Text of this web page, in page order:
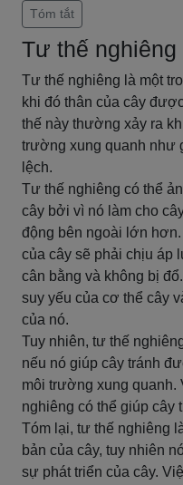
Tóm tắt
Tư thế nghiêng
Tư thế nghiêng là một
khi đó thân của cây
thế này thường xảy ra
trường xung quanh như
lệch.
Tư thế nghiêng có thể
cây bởi vì nó làm cho
động bên ngoài lớn
của cây sẽ phải chịu áp
cân bằng và không bị
suy yếu của cơ thể cây
của nó.
Tuy nhiên, tư thế
nếu nó giúp cây tránh
môi trường xung quanh.
nghiêng có thể giúp cây
Tóm lại, tư thế nghiêng
bản của cây, tuy nhiên
sự phát triển của cây.